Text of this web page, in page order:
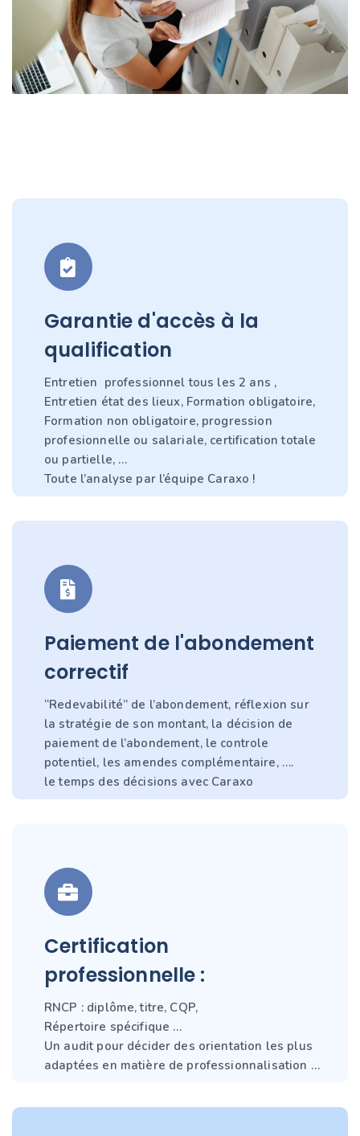
Garantie d'accès à la
qualification
Entretien professionnel tous les 2 ans ,
Entretien état des lieux, Formation obligatoire,
Formation non obligatoire, progression
profesionnelle ou salariale, certification totale
ou partielle, …
Toute l’analyse par l’équipe Caraxo !
Paiement de l'abondement
correctif
“Redevabilité” de l’abondement, réflexion sur
la stratégie de son montant, la décision de
paiement de l’abondement, le controle
potentiel, les amendes complémentaire, ….
le temps des décisions avec Caraxo
Certification
professionnelle :
RNCP : diplôme, titre, CQP,
Répertoire spécifique …
Un audit pour décider des orientation les plus
adaptées en matière de professionnalisation …